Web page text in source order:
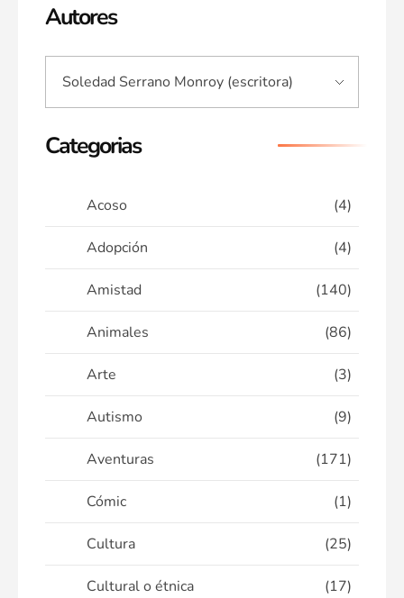
Autores
Categorias
Acoso (4)
Adopción (4)
Amistad (140)
Animales (86)
Arte (3)
Autismo (9)
Aventuras (171)
Cómic (1)
Cultura (25)
Cultural o étnica (17)